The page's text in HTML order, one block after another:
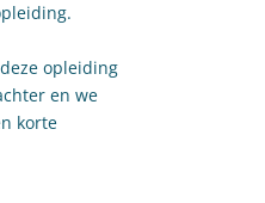
opleiding
en we
korte